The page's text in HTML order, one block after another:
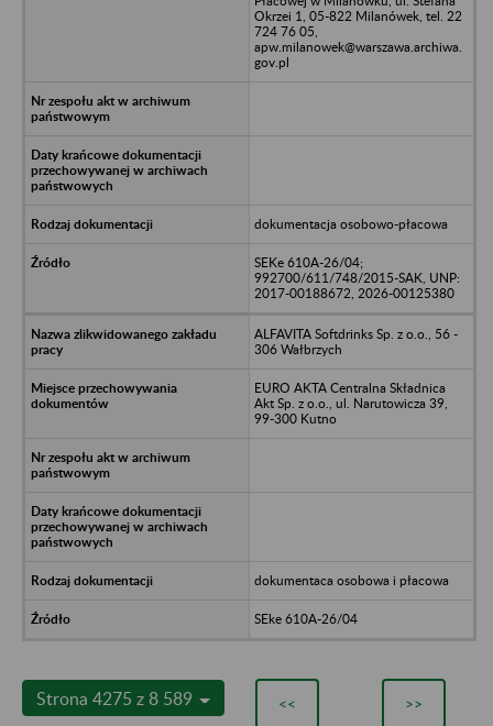
Okrzei 1, 05-822 Milanówek, tel. 22
724 76 05,
apw.milanowek@warszawa.archiwa.
gov.pl
dokumentacja osobowo-płacowa
SEKe 610A-26/04;
992700/611/748/2015-SAK, UNP:
2017-00188672, 2026-00125380
ALFAVITA Softdrinks Sp. z o.o., 56 -
306 Wałbrzych
EURO AKTA Centralna Składnica
Akt Sp. z o.o., ul. Narutowicza 39,
99-300 Kutno
dokumentaca osobowa i płacowa
SEke 610A-26/04
Strona 4275 z 8 589 << >>